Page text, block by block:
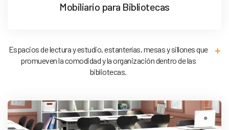
Mobiliario para Bibliotecas
Espacios de lectura y estudio, estanterías, mesas y sillones que
promueven la comodidad y la organización dentro de las
bibliotecas.